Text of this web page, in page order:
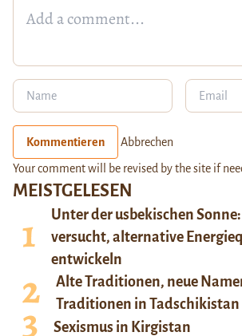
MEISTGELESEN
Unter der usbekischen
versucht, alternative
entwickeln
Alte Traditionen, neue
Traditionen in Tadschikistan
Sexismus in Kirgistan
Kommentieren Abbrechen
Your comment will be revised by the site if